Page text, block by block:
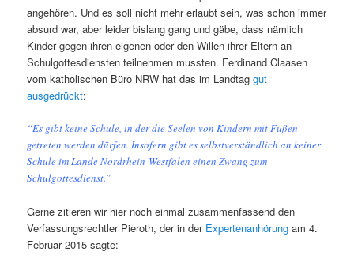
angehören. Und es soll nicht mehr erlaubt sein, was schon immer
absurd war, aber leider bislang gang und gäbe, dass nämlich
Kinder gegen ihren eigenen oder den Willen ihrer Eltern an
Schulgottesdiensten teilnehmen mussten. Ferdinand Claasen
vom katholischen Büro NRW hat das im Landtaggut
ausgedrückt:
“Es gibt keine Schule, in der die Seelen von Kindern mit Füßen
getreten werden dürfen. Insofern gibt es selbstverständlich an keiner
Schule im Lande Nordrhein-Westfalen einen Zwang zum
Schulgottesdienst.”
Gerne zitieren wir hier noch einmal zusammenfassend den
Verfassungsrechtler Pieroth, der in der Expertenanhörung am 4.
Februar 2015 sagte: